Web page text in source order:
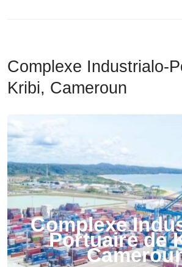
Complexe Industrialo-
Kribi, Cameroun
Complexe
Portuaire de